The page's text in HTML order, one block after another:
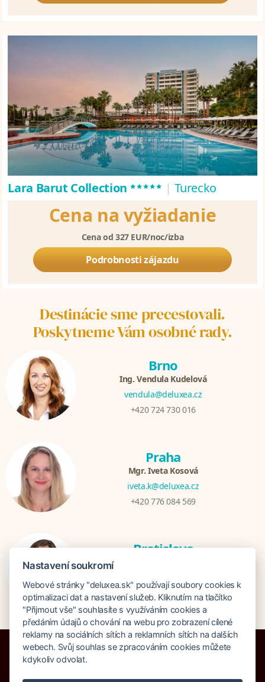
Lara Barut Collection ***** | Turecko
Cena na vyžiadanie
Cena od 327 EUR/noc/izba
Podrobnosti zájazdu
Destinácie sme precestovali.
Poskytneme Vám osobné rady.
Brno
Ing. Vendula Kudelová
vendula@deluxea.cz
+420 724 730 016
Praha
Mgr. Iveta Kosová
iveta.k@deluxea.cz
+420 776 084 569
Bratislava
+421 948 759 074
Nastavení soukromí
Webové stránky "deluxea.sk" používají soubory cookies k
optimalizaci dat a nastavení služeb. Kliknutím na tlačítko
"Přijmout vše" souhlasíte s využíváním cookies a
předáním údajů o chování na webu pro zobrazení cílené
reklamy na sociálních sítích a reklamních sítích na dalších
webech. Svůj souhlas se zpracováním cookies můžete
kdykoliv odvolat.